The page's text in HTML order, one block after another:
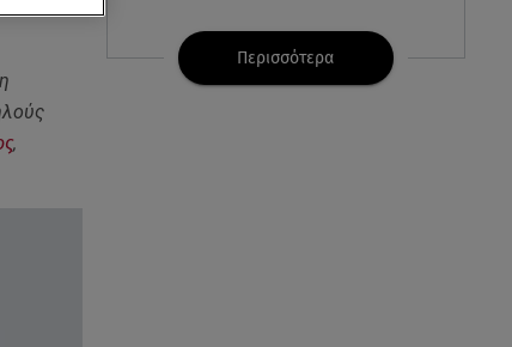
07.08.26 , 21:32
Κρήτη: Τουρίστας ρωτούσε
πόσο να πληρώσει για να
Περισσότερα
,